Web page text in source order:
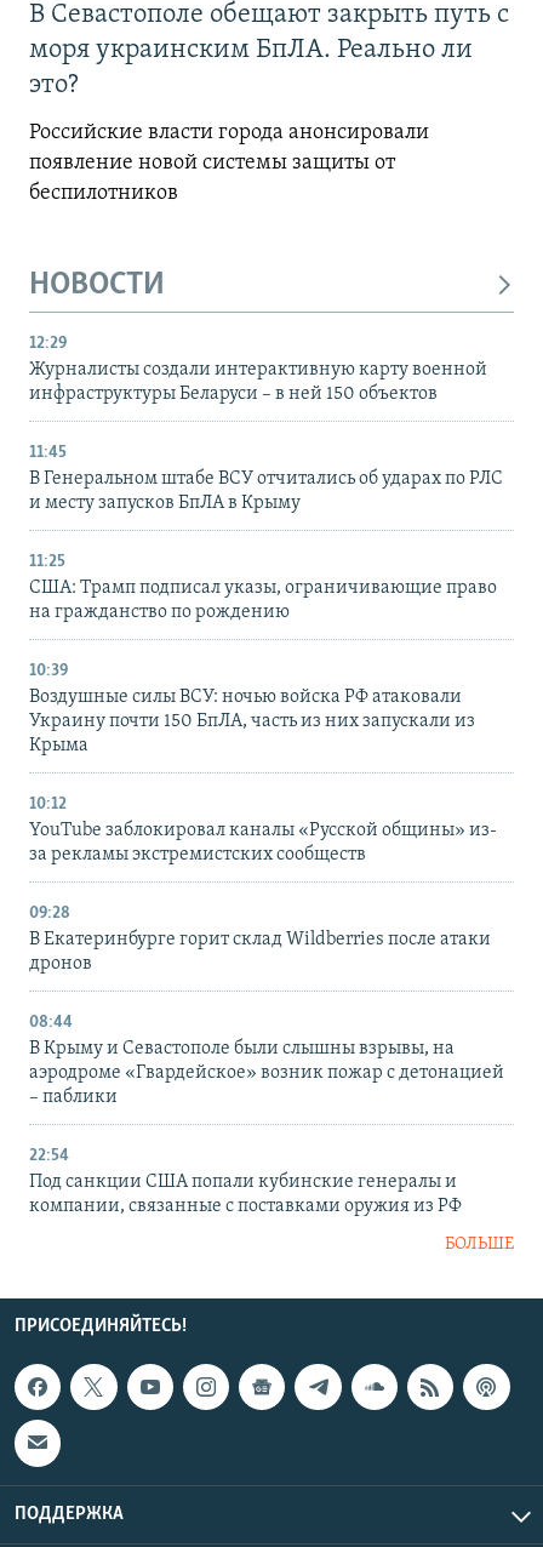
В Севастополе обещают закрыть путь с
моря украинским БпЛА. Реально ли
это?
Российские власти города анонсировали
появление новой системы защиты от
беспилотников
НОВОСТИ
12:29
Журналисты создали интерактивную карту военной
инфраструктуры Беларуси – в ней 150 объектов
11:45
В Генеральном штабе ВСУ отчитались об ударах по РЛС
и месту запусков БпЛА в Крыму
11:25
США: Трамп подписал указы, ограничивающие право
на гражданство по рождению
10:39
Воздушные силы ВСУ: ночью войска РФ атаковали
Украину почти 150 БпЛА, часть из них запускали из
Крыма
10:12
YouTube заблокировал каналы «Русской общины» из-
за рекламы экстремистских сообществ
09:28
В Екатеринбурге горит склад Wildberries после атаки
дронов
08:44
В Крыму и Севастополе были слышны взрывы, на
аэродроме «Гвардейское» возник пожар с детонацией
– паблики
22:54
Под санкции США попали кубинские генералы и
компании, связанные с поставками оружия из РФ
БОЛЬШЕ
ПРИСОЕДИНЯЙТЕСЬ!
ПОДДЕРЖКА